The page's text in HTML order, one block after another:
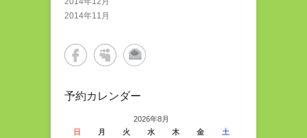
2014年11月
予約カレンダー
2026年8月
日
月 火 水 木 金 土